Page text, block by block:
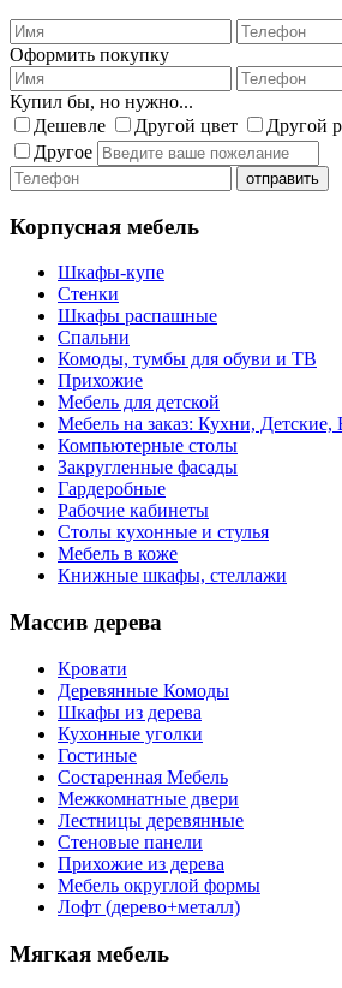
Оформить покупку
Купил бы, но нужно...
Дешевле
Другой цвет Другой
Другое
Корпусная мебель
Шкафы-купе
Стенки
Шкафы распашные
Спальни
Комоды, тумбы для обуви и ТВ
Прихожие
Мебель для детской
Мебель на заказ: Кухни,
Компьютерные столы
Закругленные фасады
Гардеробные
Рабочие кабинеты
Столы кухонные и стулья
Мебель в коже
Книжные шкафы, стеллажи
Массив дерева
Кровати
Деревянные Комоды
Шкафы из дерева
Кухонные уголки
Гостиные
Состаренная Мебель
Межкомнатные двери
Лестницы деревянные
Стеновые панели
Прихожие из дерева
Мебель округлой формы
Лофт (дерево+металл)
Мягкая мебель